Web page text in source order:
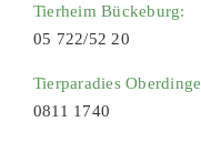
Tierheim Bückeburg:
05 722/52 20
Tierparadies
0811 1740